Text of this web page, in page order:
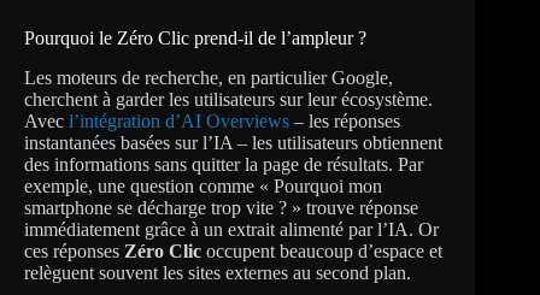
Pourquoi le Zéro Clic prend-il de l’ampleur ?
Les moteurs de recherche, en particulier Google,
cherchent à garder les utilisateurs sur leur écosystème.
Avec l’intégration d’AI Overviews – les réponses
instantanées basées sur l’IA – les utilisateurs obtiennent
des informations sans quitter la page de résultats. Par
exemple, une question comme « Pourquoi mon
smartphone se décharge trop vite ? » trouve réponse
immédiatement grâce à un extrait alimenté par l’IA. Or
ces réponses Zéro Clic occupent beaucoup d’espace et
relèguent souvent les sites externes au second plan.